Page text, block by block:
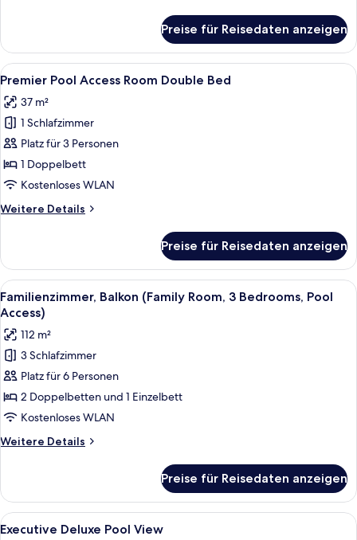
or
Twin
Room)
anzeigen
Zimmer,
Poolseite
(Premier
Side
Double
or
Twin
Room)
Preise für Reisedaten anzeigen
Alle
Fotos
für
Premier
Pool
Access
Room
Bed
Ein Hotelzimmer mit Bett,
5
Premier Pool Access Room Double Bed
37 m²
1 Schlafzimmer
Platz für 3 Personen
1 Doppelbett
Kostenloses WLAN
Weitere Details
Weitere
Pool
Access
Room
Double
Preise für Reisedaten anzeigen
Alle
Fotos
für
Familienzimmer,
Balkon
(Family
Room,
3
Bedrooms,
Pool
anzeigen
Ein modernes Hotelzimmer mit
6
Familienzimmer, Balkon (Family Room, 3 Bedrooms, Pool
Access)
112 m²
3 Schlafzimmer
Platz für 6 Personen
2 Doppelbetten und 1 Einzelbett
Kostenloses WLAN
Weitere Details
Weitere
Balkon
(Family
Room,
Preise für Reisedaten anzeigen
Alle
Ein Hotelzimmer mit einem Bett,
6
Executive Deluxe Pool View